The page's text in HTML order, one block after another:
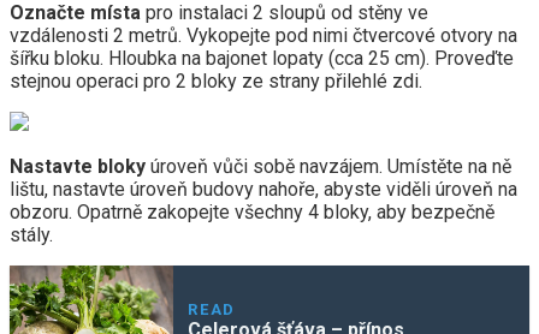
Označte místa pro instalaci 2 sloupů od stěny ve
vzdálenosti 2 metrů. Vykopejte pod nimi čtvercové otvory na
šířku bloku. Hloubka na bajonet lopaty (cca 25 cm). Proveďte
stejnou operaci pro 2 bloky ze strany přilehlé zdi.
Nastavte bloky úroveň vůči sobě navzájem. Umístěte na ně
lištu, nastavte úroveň budovy nahoře, abyste viděli úroveň na
obzoru. Opatrně zakopejte všechny 4 bloky, aby bezpečně
stály.
READ